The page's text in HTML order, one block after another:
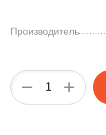
Производитель
+
−